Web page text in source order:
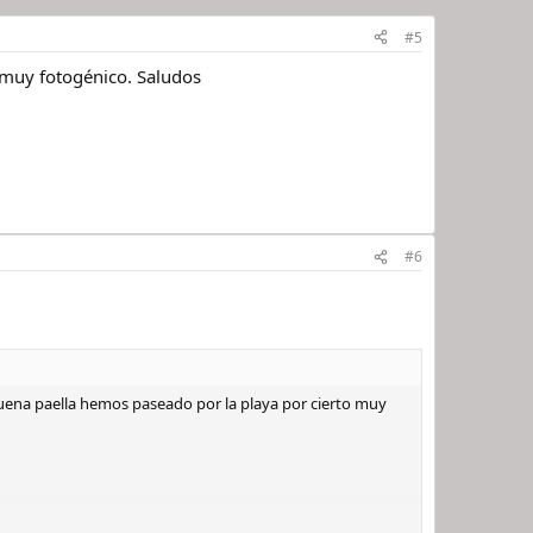
#5
fotogénico. Saludos
#6
paella hemos paseado por la playa por cierto muy